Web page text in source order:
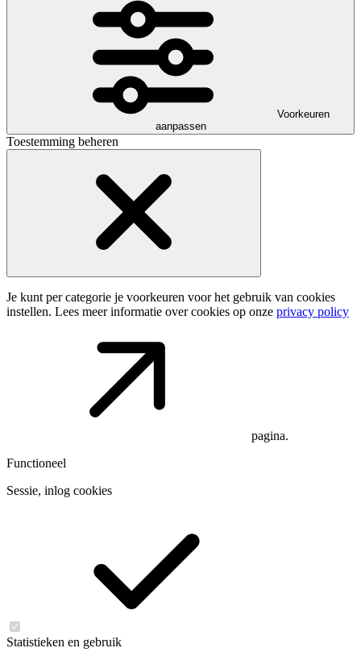
Voorkeuren
aanpassen
Toestemming beheren
Je kunt per categorie je voorkeuren voor het gebruik van cookies
instellen. Lees meer informatie over cookies op onze privacy policy
pagina.
Functioneel
Sessie, inlog cookies
Statistieken en gebruik